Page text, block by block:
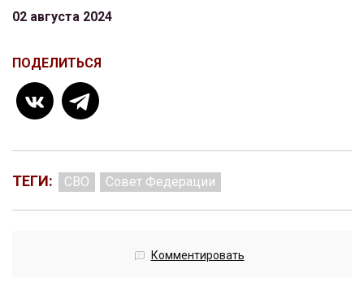
02 августа 2024
ПОДЕЛИТЬСЯ
ТЕГИ: СВО Совет Федерации
Комментировать